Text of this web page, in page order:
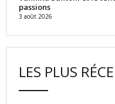
passions
3 août 2026
LES PLUS